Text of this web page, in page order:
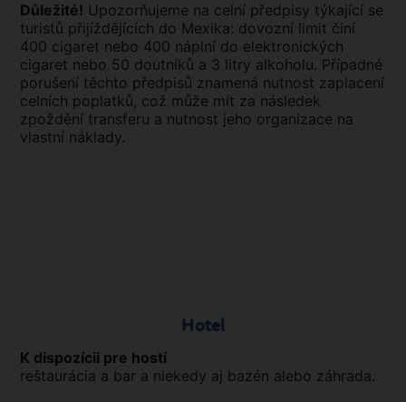
Důležité! Upozorňujeme na celní předpisy týkající se
turistů přijíždějících do Mexika: dovozní limit činí
400 cigaret nebo 400 náplní do elektronických
cigaret nebo 50 doutníků a 3 litry alkoholu. Případné
porušení těchto předpisů znamená nutnost zaplacení
celních poplatků, což může mít za následek
zpoždění transferu a nutnost jeho organizace na
vlastní náklady.
Hotel
K dispozícii pre hostí
reštaurácia a bar a niekedy aj bazén alebo záhrada.